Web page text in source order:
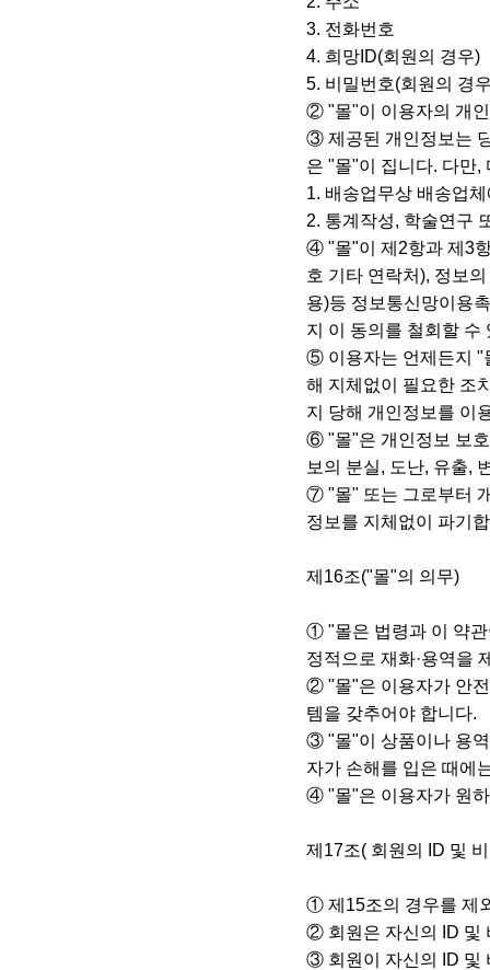
3. 전화번호
4. 희망ID(회원의 경우)
5. 비밀번호(회원의 경
② "몰"이 이용자의 개
③ 제공된 개인정보는
은 "몰"이 집니다. 다만,
1. 배송업무상 배송업
2. 통계작성, 학술연구
④ "몰"이 제2항과 제3
호 기타 연락처), 정보
용)등 정보통신망이용
지 이 동의를 철회할 수
⑤ 이용자는 언제든지 "
해 지체없이 필요한 조
지 당해 개인정보를 이
⑥ "몰"은 개인정보 보
보의 분실, 도난, 유출,
⑦ "몰" 또는 그로부터
정보를 지체없이 파기
제16조("몰"의 의무)
① "몰은 법령과 이 약관
정적으로 재화·용역을
② "몰"은 이용자가 안
템을 갖추어야 합니다.
③ "몰"이 상품이나 용역
자가 손해를 입은 때에
④ "몰"은 이용자가 원
제17조( 회원의 ID 및
① 제15조의 경우를 제
② 회원은 자신의 ID 및
③ 회원이 자신의 ID 및